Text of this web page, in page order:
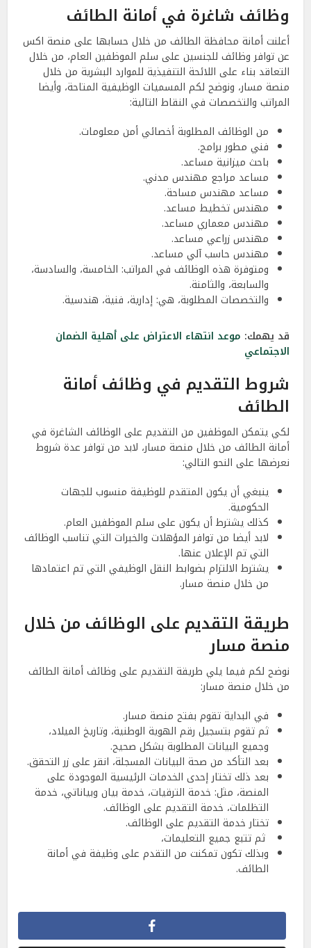
وظائف شاغرة في أمانة الطائف
أعلنت أمانة محافظة الطائف من خلال حسابها على منصة اكس
عن توافر وظائف للجنسين على سلم الموظفين العام، من خلال
التعاقد بناء على اللائحة التنفيذية للموارد البشرية من خلال
منصة مسار، ونوضح لكم المسميات الوظيفية المتاحة، وأيضا
المراتب والتخصصات في النقاط التالية:
من الوظائف المطلوبة أخصائي أمن معلومات.
فني مطور برامج.
باحث ميزانية مساعد.
مساعد مراجع مهندس مدني.
مساعد مهندس مساحة.
مهندس تخطيط مساعد.
مهندس معماري مساعد.
مهندس زراعي مساعد.
مهندس حاسب آلي مساعد.
ومتوفرة هذه الوظائف في المراتب: الخامسة، والسادسة،
والسابعة، والثامنة.
والتخصصات المطلوبة، هي: إدارية، فنية، هندسية.
قد يهمك: موعد انتهاء الاعتراض على أهلية الضمان
الاجتماعي
شروط التقديم في وظائف أمانة
الطائف
لكي يتمكن الموظفين من التقديم على الوظائف الشاغرة في
أمانة الطائف من خلال منصة مسار، لابد من توافر عدة شروط
نعرضها على النحو التالي:
ينبغي أن يكون المتقدم للوظيفة منسوب للجهات
الحكومية.
كذلك يشترط أن يكون على سلم الموظفين العام.
لابد أيضا من توافر المؤهلات والخبرات التي تناسب الوظائف
التي تم الإعلان عنها.
يشترط الالتزام بضوابط النقل الوظيفي التي تم اعتمادها
من خلال منصة مسار.
طريقة التقديم على الوظائف من خلال
منصة مسار
نوضح لكم فيما يلي طريقة التقديم على وظائف أمانة الطائف
من خلال منصة مسار:
في البداية تقوم بفتح منصة مسار.
ثم تقوم بتسجيل رقم الهوية الوطنية، وتاريخ الميلاد،
وجميع البيانات المطلوبة بشكل صحيح.
بعد التأكد من صحة البيانات المسجلة، انقر على زر التحقق.
بعد ذلك تختار إحدى الخدمات الرئيسية الموجودة على
المنصة، مثل: خدمة الترقيات، خدمة بيان وبياناتي، خدمة
التظلمات، خدمة التقديم على الوظائف.
تختار خدمة التقديم على الوظائف.
ثم تتبع جميع التعليمات،
وبذلك تكون تمكنت من التقدم على وظيفة في أمانة
الطائف.